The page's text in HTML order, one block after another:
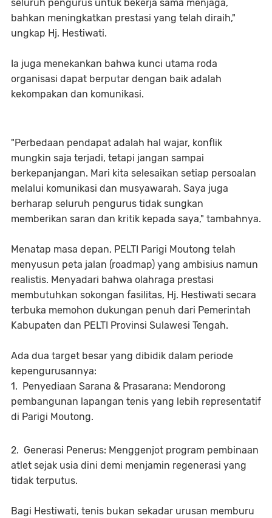
seluruh pengurus untuk bekerja sama menjaga,
bahkan meningkatkan prestasi yang telah diraih,"
ungkap Hj. Hestiwati.
​Ia juga menekankan bahwa kunci utama roda
organisasi dapat berputar dengan baik adalah
kekompakan dan komunikasi.
​"Perbedaan pendapat adalah hal wajar, konflik
mungkin saja terjadi, tetapi jangan sampai
berkepanjangan. Mari kita selesaikan setiap persoalan
melalui komunikasi dan musyawarah. Saya juga
berharap seluruh pengurus tidak sungkan
memberikan saran dan kritik kepada saya," tambahnya.
​Menatap masa depan, PELTI Parigi Moutong telah
menyusun peta jalan (roadmap) yang ambisius namun
realistis. Menyadari bahwa olahraga prestasi
membutuhkan sokongan fasilitas, Hj. Hestiwati secara
terbuka memohon dukungan penuh dari Pemerintah
Kabupaten dan PELTI Provinsi Sulawesi Tengah.
​Ada dua target besar yang dibidik dalam periode
kepengurusannya:
1. ​Penyediaan Sarana & Prasarana: Mendorong
pembangunan lapangan tenis yang lebih representatif
di Parigi Moutong.
2. ​Generasi Penerus: Menggenjot program pembinaan
atlet sejak usia dini demi menjamin regenerasi yang
tidak terputus.
​Bagi Hestiwati, tenis bukan sekadar urusan memburu